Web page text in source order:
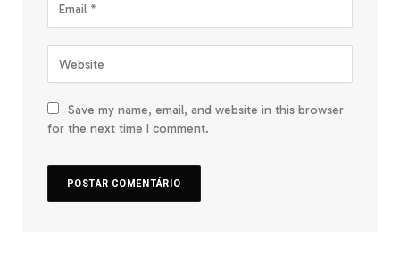
Save my name, email, and website in this browser
for the next time I comment.